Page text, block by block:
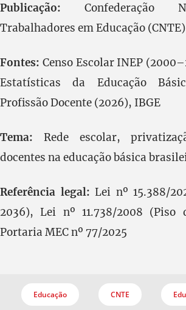
Publicação: Confederação
Trabalhadores em Educação (CNTE)
Fontes: Censo Escolar INEP
Estatísticas da Educação
Profissão Docente (2026), IBGE
Tema: Rede escolar,
docentes na educação básica
Referência legal: Lei nº 15.388/
2036), Lei nº 11.738/2008 (Piso
Portaria MEC nº 77/2025
Educação CNTE